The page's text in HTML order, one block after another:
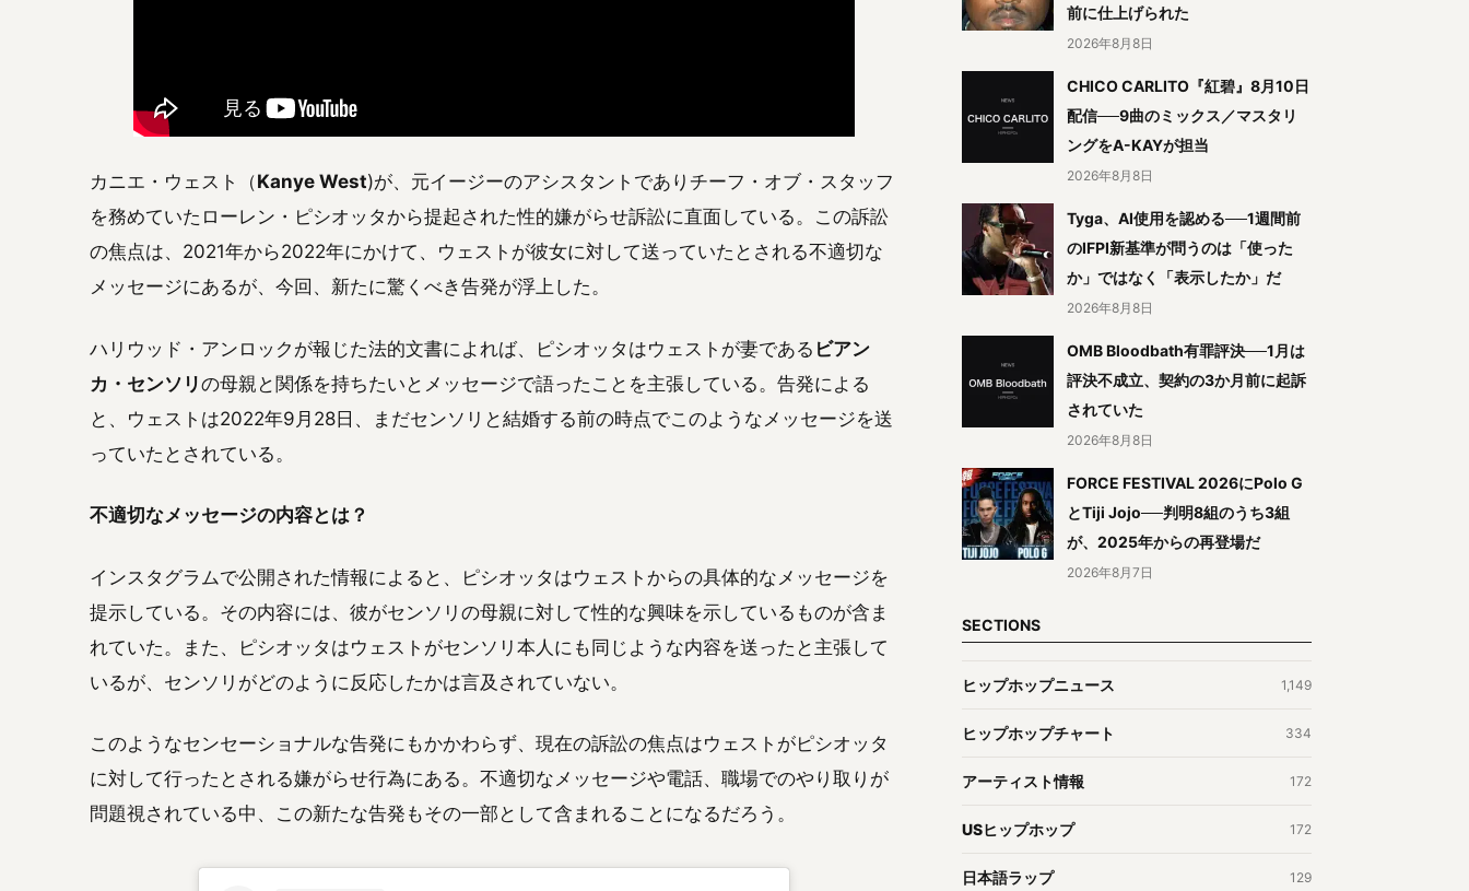
カニエ・ウェスト（Kanye West)が、元イージーのアシスタントでありチーフ・オブ・スタッフ
を務めていたローレン・ピシオッタから提起された性的嫌がらせ訴訟に直面している。この訴訟
の焦点は、2021年から2022年にかけて、ウェストが彼女に対して送っていたとされる不適切な
メッセージにあるが、今回、新たに驚くべき告発が浮上した。
ハリウッド・アンロックが報じた法的文書によれば、ピシオッタはウェストが妻である ビアン
カ・センソリの母親と関係を持ちたいとメッセージで語ったことを主張している。告発による
と、ウェストは2022年9月28日、まだセンソリと結婚する前の時点でこのようなメッセージを送
っていたとされている。
不適切なメッセージの内容とは？
インスタグラムで公開された情報によると、ピシオッタはウェストからの具体的なメッセージを
提示している。その内容には、彼がセンソリの母親に対して性的な興味を示しているものが含ま
れていた。また、ピシオッタはウェストがセンソリ本人にも同じような内容を送ったと主張して
いるが、センソリがどのように反応したかは言及されていない。
このようなセンセーショナルな告発にもかかわらず、現在の訴訟の焦点はウェストがピシオッタ
に対して行ったとされる嫌がらせ行為にある。不適切なメッセージや電話、職場でのやり取りが
問題視されている中、この新たな告発もその一部として含まれることになるだろう。
前に仕上げられた
2026年8月8日
CHICO CARLITO『紅碧』8月10日
配信──9曲のミックス／マスタリ
ングをA-KAYが担当
2026年8月8日
Tyga、AI使用を認める──1週間前
のIFPI新基準が問うのは「使った
か」ではなく「表示したか」だ
2026年8月8日
OMB Bloodbath有罪評決──1月は
評決不成立、契約の3か月前に起訴
されていた
2026年8月8日
FORCE FESTIVAL 2026にPolo G
とTiji Jojo──判明8組のうち3組
が、2025年からの再登場だ
2026年8月7日
SECTIONS
ヒップホップニュース 1,149
ヒップホップチャート 334
アーティスト情報 172
USヒップホップ 172
日本語ラップ 129